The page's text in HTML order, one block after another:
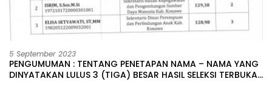
5 September 2023
PENGUMUMAN : TENTANG PENETAPAN NAMA – NAMA YANG
DINYATAKAN LULUS 3 (TIGA) BESAR HASIL SELEKSI TERBUKA